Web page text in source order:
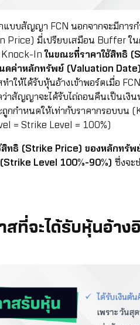
บสัญญา FCN นอกจากจะมีการ
Price) มี่เปรียบเสมือน Buffer ใ
Knock-Inในขณะที่ราคาใช้สิทธิ
ค่าหลักทรัพย์ (Valuation Date)
ำให้ได้รับหุ้นอ้างเข้าพอร์ตเมื่อ
าสัญญาจะได้รับไถ่ถอนคืนเป็นเงิน
กกำหนดให้เท่ากับราคากรอบบน
= Strike Level = 100%)
ทธิ (Strike Price) ของหลักทรั
Level 100%-90%) ซึ่งจะ
สที่จะได้รับหุ้นอ้าง